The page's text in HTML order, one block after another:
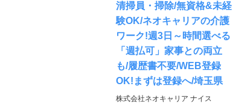
清掃員・掃除/無資格&未経
験OK/ネオキャリアの介護
ワーク!週3日～時間選べる
「週払可」家事との両立
も/履歴書不要/WEB登録
OK!まずは登録へ/埼玉県
株式会社ネオキャリア ナイス